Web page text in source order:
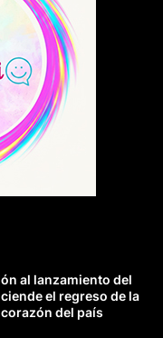
al lanzamiento del
el regreso de la
del país